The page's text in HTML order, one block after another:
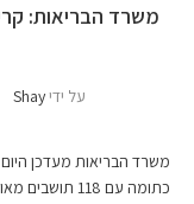
על ידיShay
כתומה עם 118